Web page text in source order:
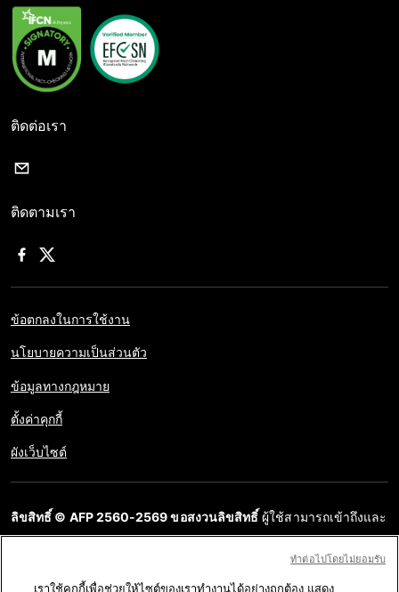
ติดต่อเรา
ติดตามเรา
ข้อตกลงในการใช้งาน
นโยบายความเป็นส่วนตัว
ข้อมูลทางกฎหมาย
ตั้งค่าคุกกี้
ผังเว็บไซต์
ลิขสิทธิ์ © AFP 2560-2569 ขอสงวนลิขสิทธิ์ ผู้ใช้สามารถเข้าถึงและ
เราใช้คุกกี้เพื่อช่วยให้ไซต์ของเราทำงานได้อย่างถูกต้อง แสดง
ทําต่อไปโดยไม่ยอมรับ